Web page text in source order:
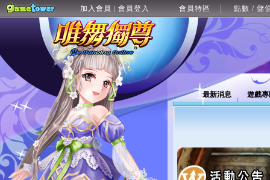
加入會員 | 會員登入 會員特區 點數 / 儲
最新消息 遊戲